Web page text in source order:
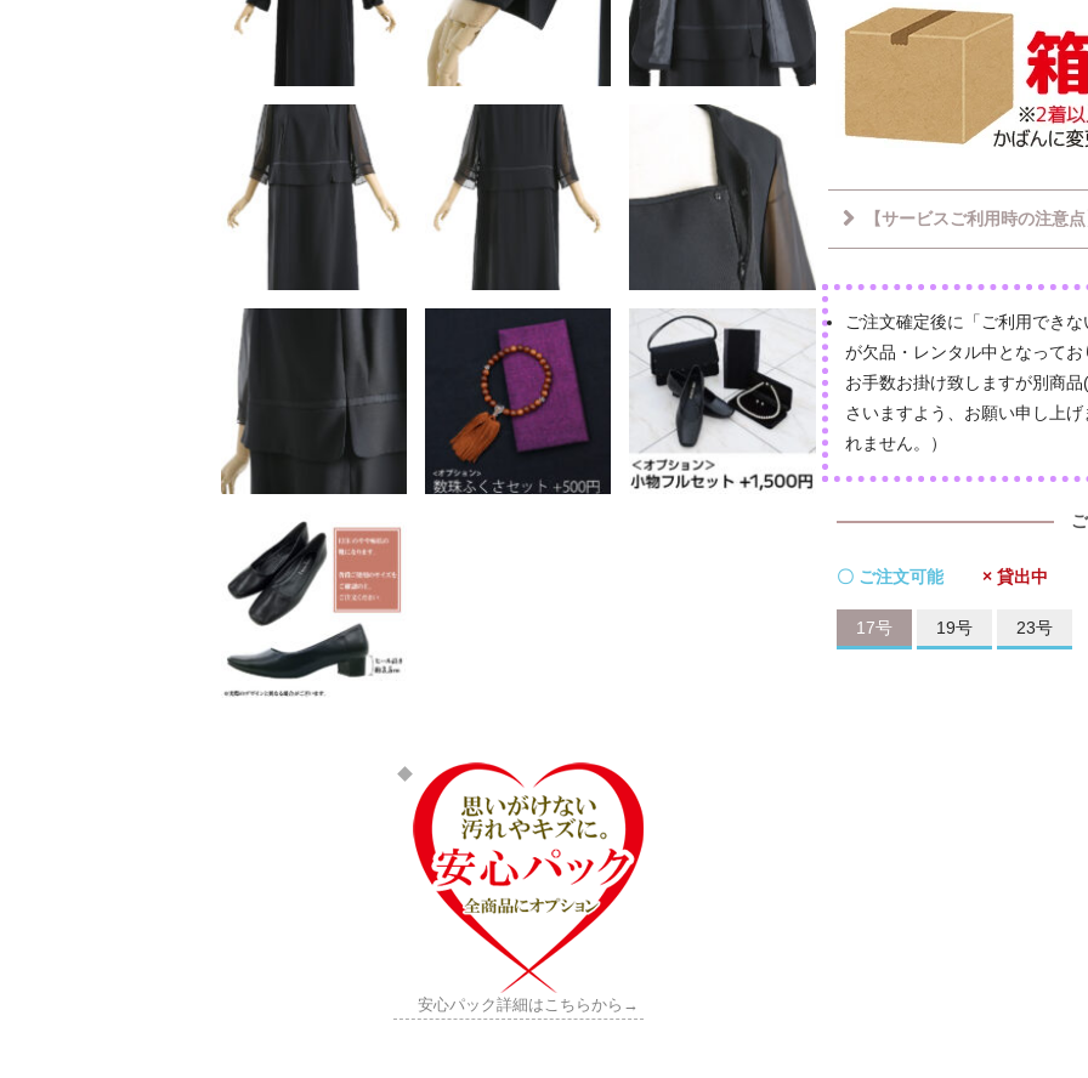
安心パック詳細はこちらから→
【サービスご利用時の注意
ご注文確定後に「ご利用でき
が欠品・レンタル中となってお
お手数お掛け致しますが別商
さいますよう、お願い申し上
れません。）
〇 ご注文可能 × 貸出中
17号 19号 23号